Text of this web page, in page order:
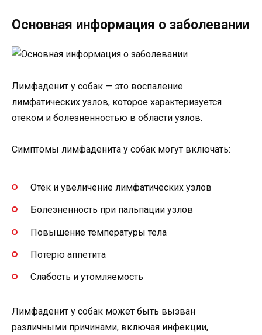
Основная информация о заболевании
Лимфаденит у собак — это воспаление
лимфатических узлов, которое характеризуется
отеком и болезненностью в области узлов.
Симптомы лимфаденита у собак могут включать:
Отек и увеличение лимфатических узлов
Болезненность при пальпации узлов
Повышение температуры тела
Потерю аппетита
Слабость и утомляемость
Лимфаденит у собак может быть вызван
различными причинами, включая инфекции,